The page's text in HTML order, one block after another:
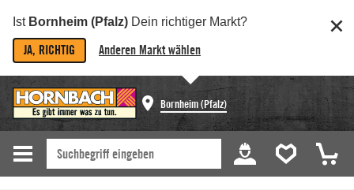
Ist Bornheim (Pfalz) Dein richtiger Markt?
JA, RICHTIG Anderen Markt wählen
Bornheim (Pfalz)